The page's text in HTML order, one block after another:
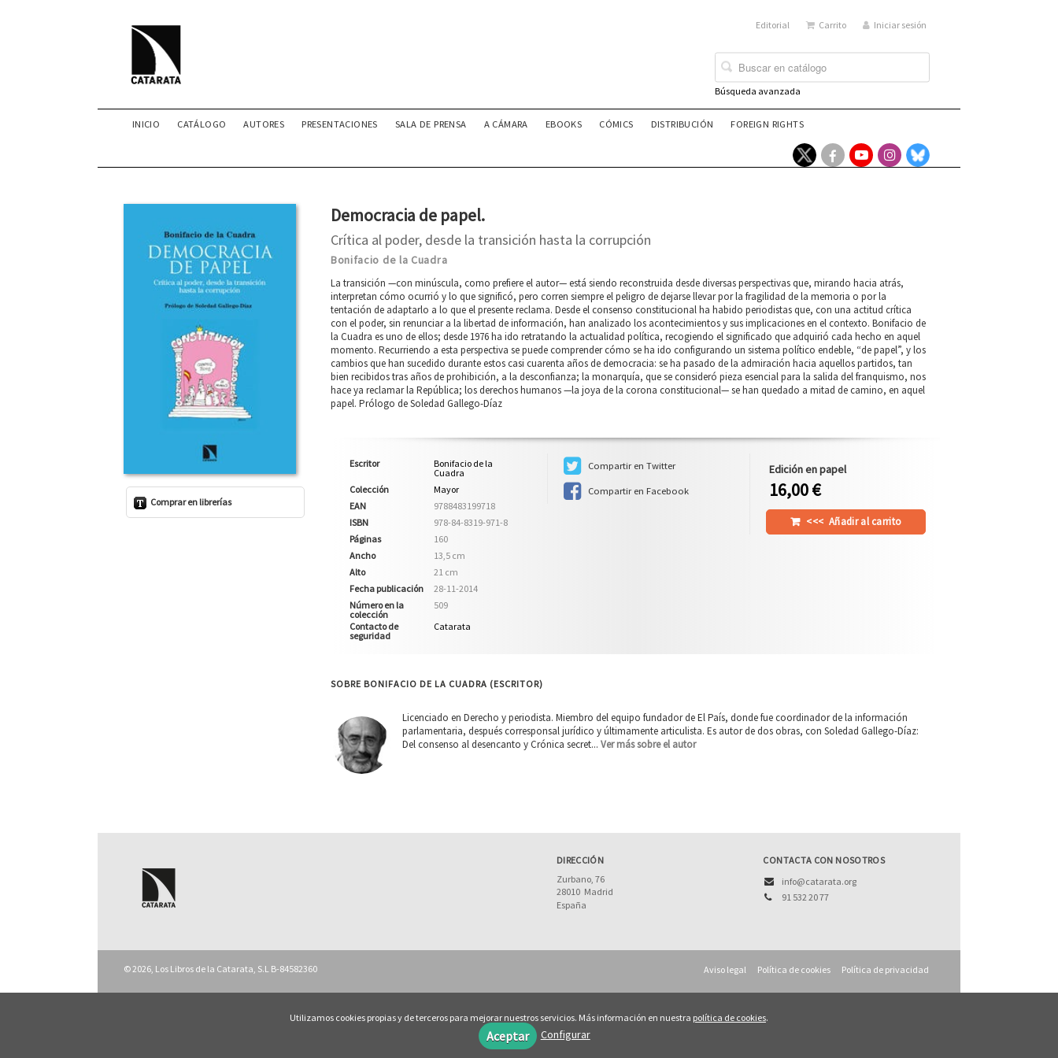
Editorial Carrito Iniciar sesión
Búsqueda avanzada
INICIO CATÁLOGO AUTORES PRESENTACIONES SALA DE PRENSA A CÁMARA EBOOKS CÓMICS DISTRIBUCIÓN FOREIGN RIGHTS
Comprar en librerías
Democracia de papel.
Crítica al poder, desde la transición hasta la corrupción
Bonifacio de la Cuadra
La transición —con minúscula, como prefiere el autor— está siendo reconstruida desde diversas perspectivas que, mirando hacia atrás,
interpretan cómo ocurrió y lo que significó, pero corren siempre el peligro de dejarse llevar por la fragilidad de la memoria o por la
tentación de adaptarlo a lo que el presente reclama. Desde el consenso constitucional ha habido periodistas que, con una actitud crítica
con el poder, sin renunciar a la libertad de información, han analizado los acontecimientos y sus implicaciones en el contexto. Bonifacio de
la Cuadra es uno de ellos; desde 1976 ha ido retratando la actualidad política, recogiendo el significado que adquirió cada hecho en aquel
momento. Recurriendo a esta perspectiva se puede comprender cómo se ha ido configurando un sistema político endeble, “de papel”, y los
cambios que han sucedido durante estos casi cuarenta años de democracia: se ha pasado de la admiración hacia aquellos partidos, tan
bien recibidos tras años de prohibición, a la desconfianza; la monarquía, que se consideró pieza esencial para la salida del franquismo, nos
hace ya reclamar la República; los derechos humanos —la joya de la corona constitucional— se han quedado a mitad de camino, en aquel
papel. Prólogo de Soledad Gallego-Díaz
Escritor
Bonifacio de la
Cuadra
Colección
Mayor
EAN
9788483199718
ISBN
978-84-8319-971-8
Páginas
160
Ancho
13,5 cm
Alto
21 cm
Fecha publicación
28-11-2014
Número en la
colección
509
Contacto de
seguridad
Catarata
Compartir en Twitter
Compartir en Facebook
Edición en papel
16,00 €
<<< Añadir al carrito
SOBRE BONIFACIO DE LA CUADRA (ESCRITOR)
Licenciado en Derecho y periodista. Miembro del equipo fundador de El País, donde fue coordinador de la información
parlamentaria, después corresponsal jurídico y últimamente articulista. Es autor de dos obras, con Soledad Gallego-Díaz:
Del consenso al desencanto y Crónica secret... Ver más sobre el autor
DIRECCIÓN
Zurbano, 76
28010 Madrid
España
CONTACTA CON NOSOTROS
info@catarata.org
91 532 20 77
© 2026, Los Libros de la Catarata, S.L B-84582360 Aviso legal Política de cookies Política de privacidad
Utilizamos cookies propias y de terceros para mejorar nuestros servicios. Más información en nuestra política de cookies.
Aceptar Configurar